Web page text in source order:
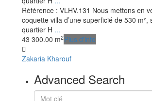
Référence : VLHV.131 Nous mettons en
coquette villa d’une superficié de 530 m²,
quartier H ...
43 300.00 m2Plus d'info
Zakaria Kharouf
Advanced Search